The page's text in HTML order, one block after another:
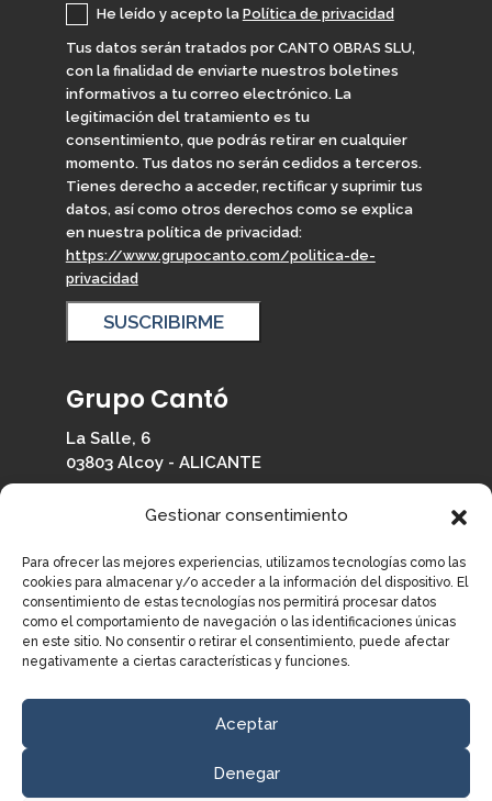
Gestionar consentimiento
Para ofrecer las mejores experiencias, utilizamos tecnologías como las
cookies para almacenar y/o acceder a la información del dispositivo. El
consentimiento de estas tecnologías nos permitirá procesar datos
como el comportamiento de navegación o las identificaciones únicas
en este sitio. No consentir o retirar el consentimiento, puede afectar
negativamente a ciertas características y funciones.
Aceptar
Denegar
He leído y acepto la Política de privacidad
Tus datos serán tratados por CANTO OBRAS SLU,
con la finalidad de enviarte nuestros boletines
informativos a tu correo electrónico. La
legitimación del tratamiento es tu
consentimiento, que podrás retirar en cualquier
momento. Tus datos no serán cedidos a terceros.
Tienes derecho a acceder, rectificar y suprimir tus
datos, así como otros derechos como se explica
en nuestra política de privacidad:
https://www.grupocanto.com/politica-de-
privacidad
Grupo Cantó
La Salle, 6
03803 Alcoy - ALICANTE
info@grupocanto.com
Información
© Grupo Cantó.
Todos los derechos reservados.
Política de Cookies